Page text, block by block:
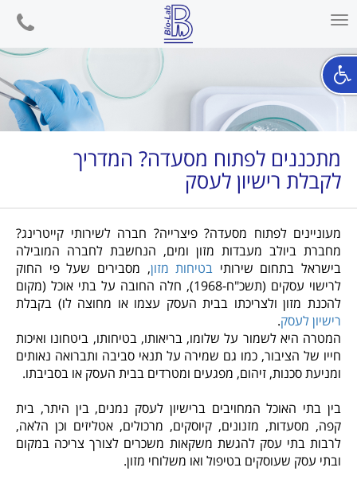
Toggle
phone
מתכננים לפתוח מסעדה? המדריך
לקבלת רישיון לעסק
מעוניינים לפתוח מסעדה? פיצרייה? חברה לשירותי קייטרינג?
מחברת ביולב מעבדות מזון ומים, הנחשבת לחברה המובילה
בישראל בתחום שירותי בטיחות מזון, מסבירים שעל פי החוק
לרישוי עסקים (תשכ"ח-1968), חלה החובה על בתי אוכל (מקום
להכנת מזון ולצריכתו בבית העסק עצמו או מחוצה לו) בקבלת
רישיון לעסק.
המטרה היא לשמור על שלומו, בריאותו, בטיחותו, ביטחונו ואיכות
חייו של הציבור, כמו גם שמירה על תנאי סביבה ותברואה נאותים
ומניעת סכנות, זיהום, מפגעים ומטרדים בבית העסק או בסביבתו.
בין בתי האוכל המחויבים ברישיון לעסק נמנים, בין היתר, בית
קפה, מסעדות, מזנונים, קיוסקים, מרכולים, אטליזים וכן הלאה,
לרבות בתי עסק להגשת משקאות משכרים לצורך צריכה במקום
ובתי עסק שעוסקים בטיפול ואו משלוחי מזון.